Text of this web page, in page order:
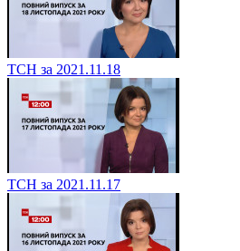
ТСН за 2021.11.18
ТСН за 2021.11.17